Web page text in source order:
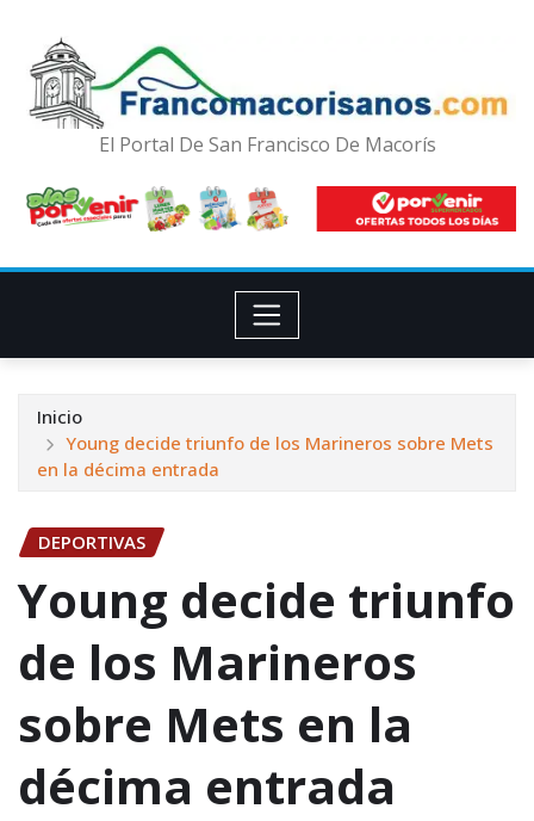
El Portal De San Francisco De Macorís
Inicio
Young decide triunfo de los Marineros sobre Mets
en la décima entrada
DEPORTIVAS
Young decide triunfo
de los Marineros
sobre Mets en la
décima entrada